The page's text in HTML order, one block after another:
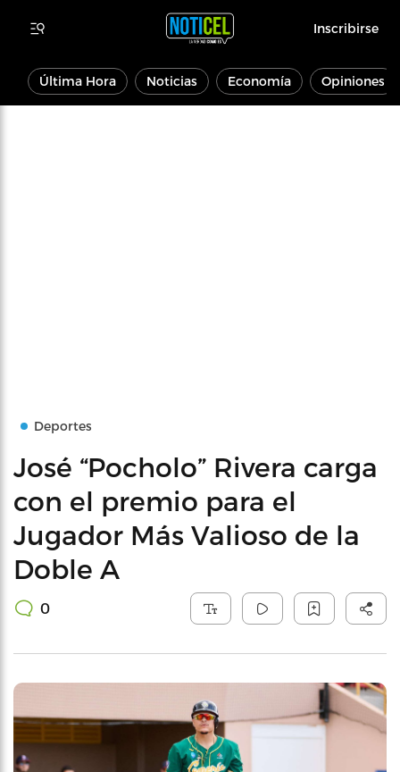
Inscribirse
Última Hora Noticias Economía Opiniones
Deportes
José “Pocholo” Rivera carga
con el premio para el
Jugador Más Valioso de la
Doble A
0